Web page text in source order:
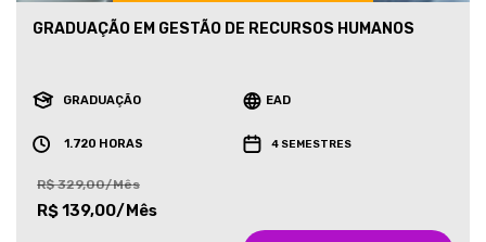
GRADUAÇÃO EM GESTÃO DE RECURSOS HUMANOS
GRADUAÇÃO EAD
1.720 HORAS 4 SEMESTRES
R$ 329,00/Mês
R$ 139,00/Mês